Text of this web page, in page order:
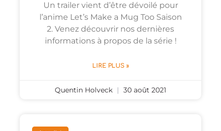
Un trailer vient d’être dévoilé pour
l’anime Let’s Make a Mug Too Saison
2. Venez découvrir nos dernières
informations à propos de la série !
LIRE PLUS »
Quentin Holveck 30 août 2021